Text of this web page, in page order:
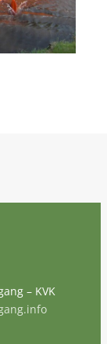
– KVK